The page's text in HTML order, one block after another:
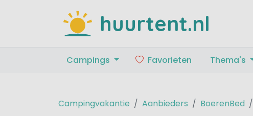
huurtent.nl
Campings Favorieten Thema's
Campingvakantie Aanbieders BoerenBed